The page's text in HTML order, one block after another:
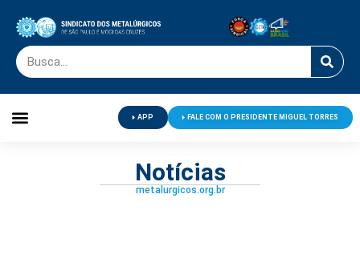
APP FALE COM O PRESIDENTE MIGUEL TORRES
Notícias
metalurgicos.org.br